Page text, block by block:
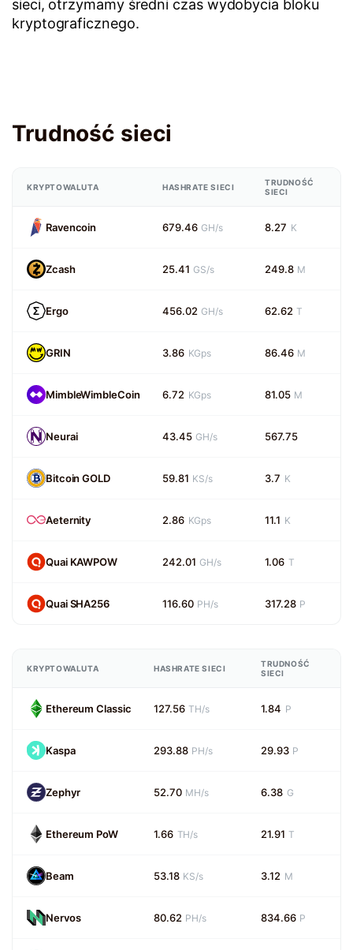
sieci, otrzymamy średni czas wydobycia bloku
kryptograficznego.
Trudność sieci
KRYPTOWALUTA HASHRATE SIECI
TRUDNOŚĆ
SIECI
Ravencoin 679.46 GH/s 8.27 K
Zcash 25.41 GS/s 249.8 M
Ergo 456.02 GH/s 62.62 T
GRIN 3.86 KGps 86.46 M
MimbleWimbleCoin 6.72 KGps 81.05 M
Neurai 43.45 GH/s 567.75
Bitcoin GOLD 59.81 KS/s 3.7 K
Aeternity 2.86 KGps 11.1 K
Quai KAWPOW 242.01 GH/s 1.06 T
Quai SHA256 116.60 PH/s 317.28 P
KRYPTOWALUTA HASHRATE SIECI
TRUDNOŚĆ
SIECI
Ethereum Classic 127.56 TH/s 1.84 P
Kaspa 293.88 PH/s 29.93 P
Zephyr 52.70 MH/s 6.38 G
Ethereum PoW 1.66 TH/s 21.91 T
Beam 53.18 KS/s 3.12 M
Nervos 80.62 PH/s 834.66 P